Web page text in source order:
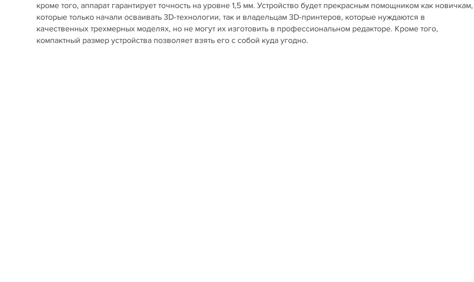
кроме того, аппарат гарантирует точность на уровне 1,5 мм. Устройство будет прекрасным помощником как новичкам,
которые только начали осваивать 3D-технологии, так и владельцам 3D-принтеров, которые нуждаются в
качественных трехмерных моделях, но не могут их изготовить в профессиональном редакторе. Кроме того,
компактный размер устройства позволяет взять его с собой куда угодно.